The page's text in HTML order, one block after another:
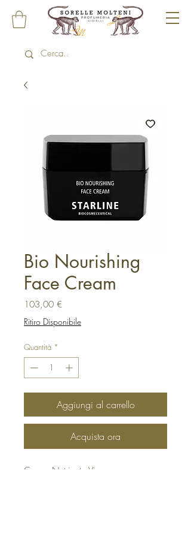
Bio Nourishing
Face Cream
103,00 €Prezzo
Ritiro Disponibile
Quantità *
Aggiungi al carrello
Acquista ora
Crema Nutriente Viso